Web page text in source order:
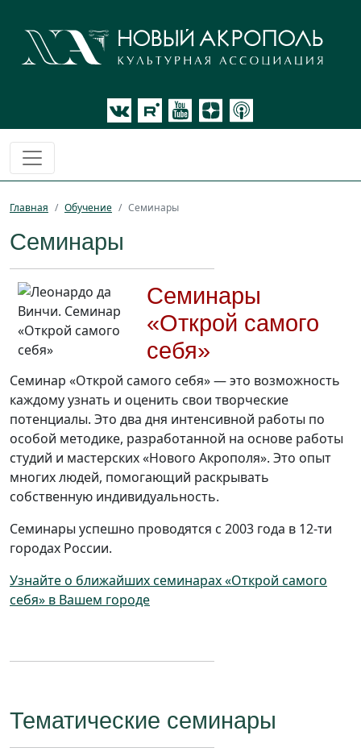
Главная Обучение Семинары
Семинары
Семинары
«Открой самого
себя»
Семинар «Открой самого себя» — это возможность
каждому узнать и оценить свои творческие
потенциалы. Это два дня интенсивной работы по
особой методике, разработанной на основе работы
студий и мастерских «Нового Акрополя». Это опыт
многих людей, помогающий раскрывать
собственную индивидуальность.
Семинары успешно проводятся с 2003 года в 12-ти
городах России.
Узнайте о ближайших семинарах «Открой самого
себя» в Вашем городе
Тематические семинары